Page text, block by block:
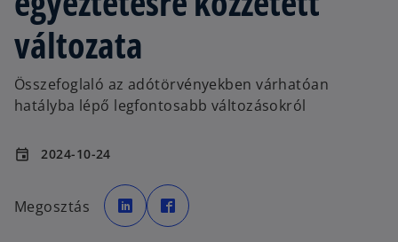
változata
Összefoglaló az adótörvényekben várhatóan
hatályba lépő legfontosabb változásokról
event 2024-10-24
Megosztás
o
p
e
n
p
e